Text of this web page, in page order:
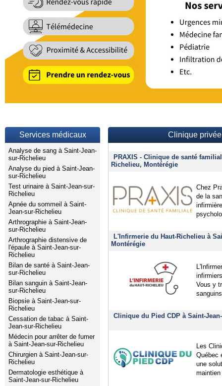
Services médicaux
Analyse de sang à Saint-Jean-
sur-Richelieu
Analyse du pied à Saint-Jean-
sur-Richelieu
Test urinaire à Saint-Jean-sur-
Richelieu
Apnée du sommeil à Saint-
Jean-sur-Richelieu
Arthrographie à Saint-Jean-
sur-Richelieu
Arthrographie distensive de
l'épaule à Saint-Jean-sur-
Richelieu
Bilan de santé à Saint-Jean-
sur-Richelieu
Bilan sanguin à Saint-Jean-
sur-Richelieu
Biopsie à Saint-Jean-sur-
Richelieu
Cessation de tabac à Saint-
Jean-sur-Richelieu
Médecin pour arrêter de fumer
à Saint-Jean-sur-Richelieu
Chirurgien à Saint-Jean-sur-
Richelieu
Dermatologie esthétique à
Saint-Jean-sur-Richelieu
Clinique
PRAXIS - Clinique de santé
Richelieu, Montérégie
Chez
de la
L'Infirmerie du Haut-Richelieu à
Montérégie
Vous y
Clinique du Pied CDP à Saint-
Les
Québec
une